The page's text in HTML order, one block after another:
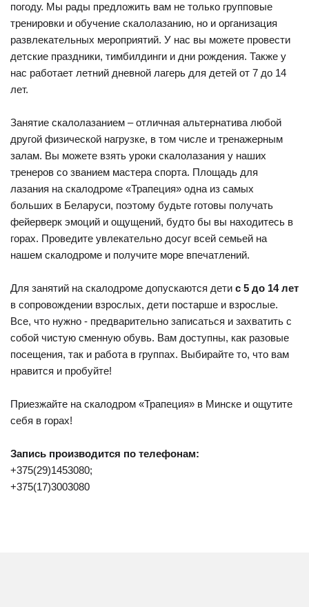
погоду. Мы рады предложить вам не только групповые
тренировки и обучение скалолазанию, но и организация
развлекательных мероприятий. У нас вы можете провести
детские праздники, тимбилдинги и дни рождения. Также у
нас работает летний дневной лагерь для детей от 7 до 14
лет.
Занятие скалолазанием – отличная альтернатива любой
другой физической нагрузке, в том числе и тренажерным
залам. Вы можете взять уроки скалолазания у наших
тренеров со званием мастера спорта. Площадь для
лазания на скалодроме «Трапеция» одна из самых
больших в Беларуси, поэтому будьте готовы получать
фейерверк эмоций и ощущений, будто бы вы находитесь в
горах. Проведите увлекательно досуг всей семьей на
нашем скалодроме и получите море впечатлений.
Для занятий на скалодроме допускаются дети с 5 до 14 лет
в сопровождении взрослых, дети постарше и взрослые.
Все, что нужно - предварительно записаться и захватить с
собой чистую сменную обувь. Вам доступны, как разовые
посещения, так и работа в группах. Выбирайте то, что вам
нравится и пробуйте!
Приезжайте на скалодром «Трапеция» в Минске и ощутите
себя в горах!
Запись производится по телефонам:
+375(29)1453080;
+375(17)3003080